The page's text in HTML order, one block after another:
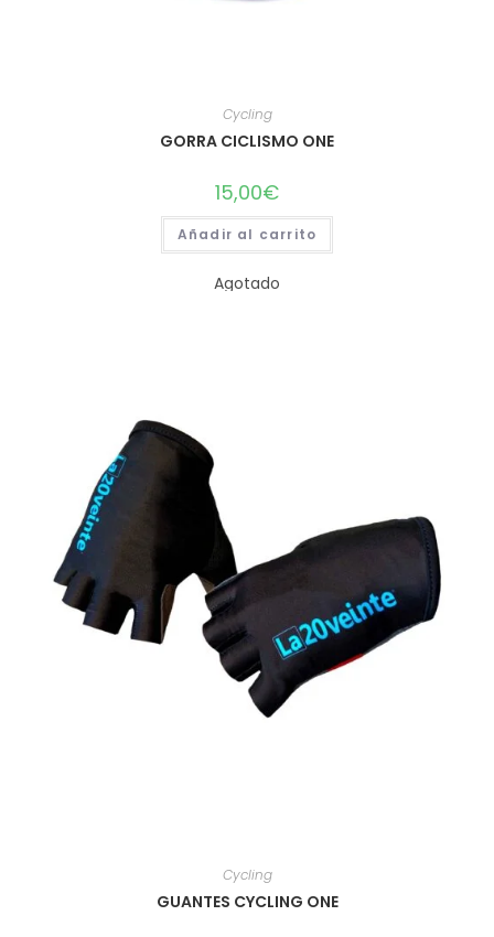
Cycling
GORRA CICLISMO ONE
15,00€
Añadir al carrito
Agotado
Cycling
GUANTES CYCLING ONE